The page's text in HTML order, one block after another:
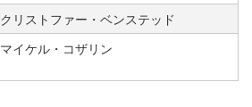
クリストファー・ベンステッド
マイケル・コザリン